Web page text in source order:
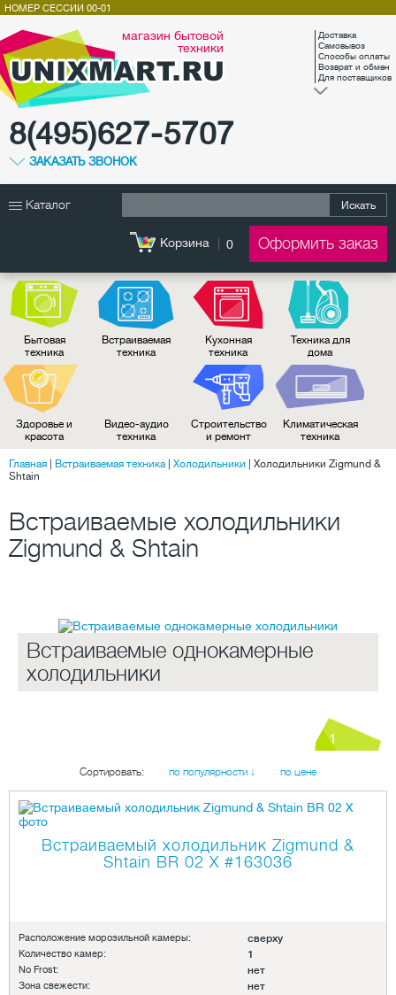
магазин бытовой
техники
8(495)627-5707
ЗАКАЗАТЬ ЗВОНОК
Доставка
Самовывоз
Способы оплаты
Возврат и обмен
Для поставщиков
НОМЕР СЕССИИ 00-01
Каталог Искать
Корзина 0 Оформить заказ
Бытовая
техника
Встраиваемая
техника
Кухонная
техника
Техника для
дома
Здоровье и
красота
Видео-аудио
техника
Строительство
и ремонт
Климатическая
техника
Главная Встраиваемая техника| Холодильники
Холодильники Zigmund &
Shtain
Встраиваемые холодильники
Zigmund & Shtain
1
Встраиваемые однокамерные
холодильники
Сортировать: по популярности ↓ по цене
Встраиваемый холодильник Zigmund &
Shtain BR 02 X #163036
Расположение морозильной камеры: сверху
Количество камер: 1
No Frost: нет
Зона свежести: нет